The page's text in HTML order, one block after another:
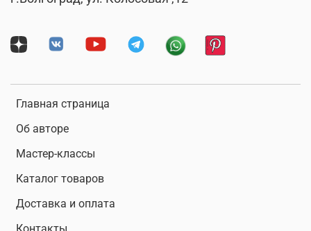
Главная страница
Об авторе
Мастер-классы
Каталог товаров
Доставка и оплата